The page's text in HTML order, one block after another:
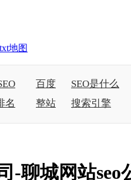
txt地图
百度
SEO是什么
名 整站 搜索引擎
-聊城网站seo